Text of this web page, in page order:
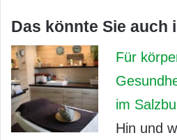
Das könnte Sie auch
Für
im
Hin und